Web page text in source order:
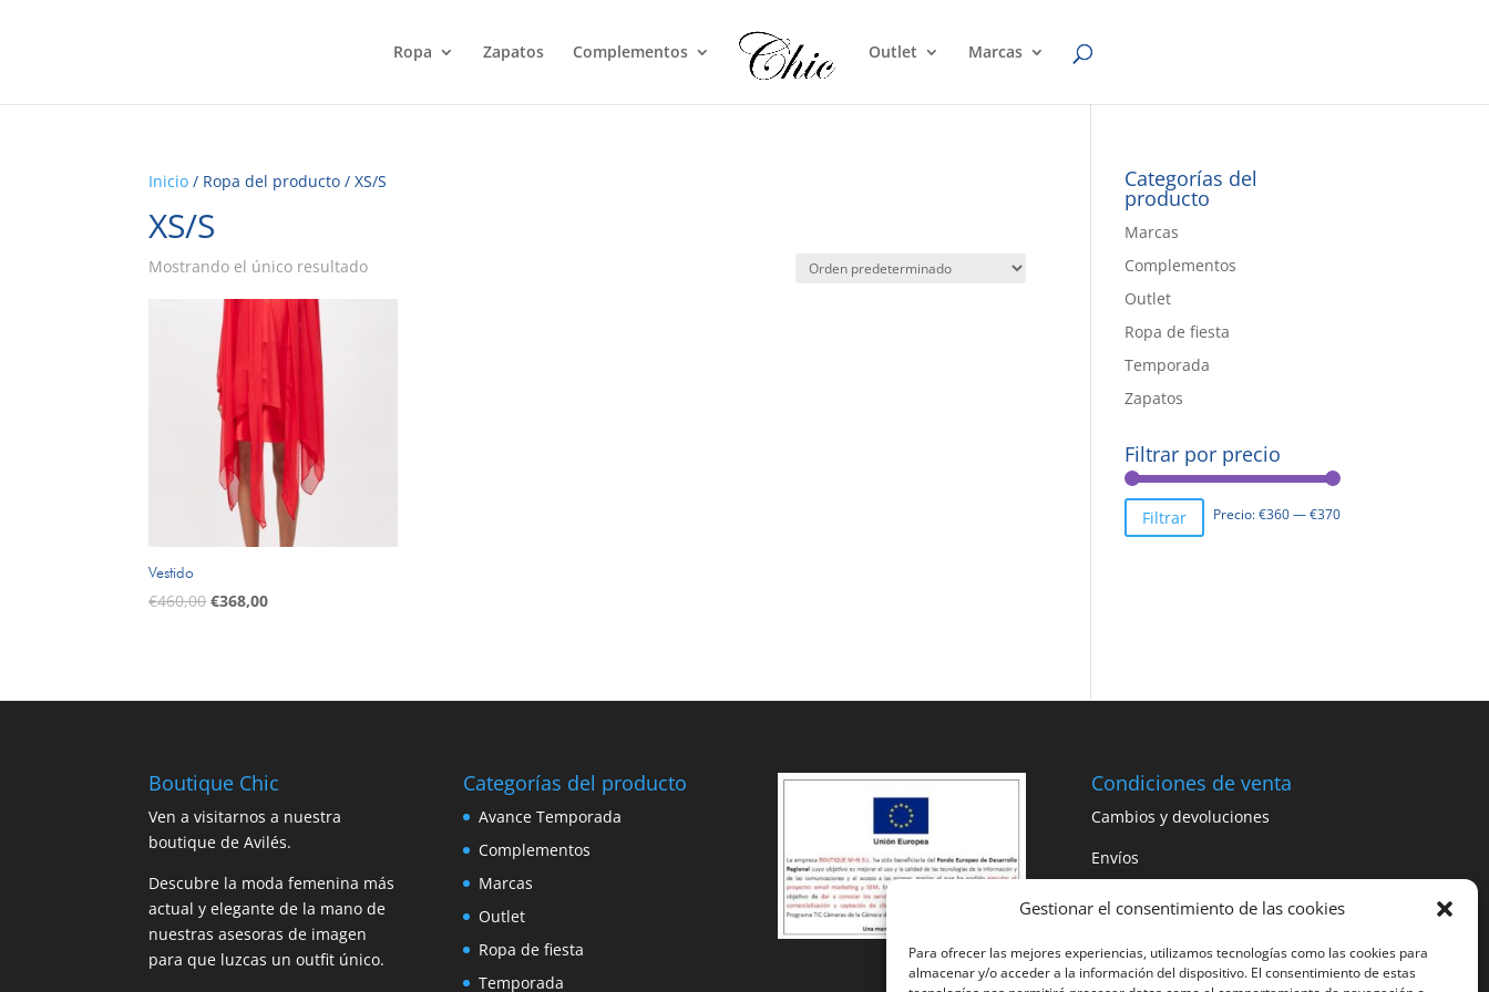
Gestionar el consentimiento de las cookies
Para ofrecer las mejores experiencias, utilizamos tecnologías como las cookies para
almacenar y/o acceder a la información del dispositivo. El consentimiento de estas
Ropa Zapatos Complementos Outlet Marcas
Inicio / Ropa del producto / XS/S
XS/S
Mostrando el único resultado
Vestido
€460,00El
€460,00.
€368,00El
€368,00.
Categorías del
producto
Marcas
Complementos
Outlet
Ropa de fiesta
Temporada
Zapatos
Filtrar por precio
Precio
Precio
Filtrar Precio:€360—€370
Boutique Chic
Ven a visitarnos a nuestra
boutique de Avilés.
Descubre la moda femenina más
actual y elegante de la mano de
nuestras asesoras de imagen
para que luzcas un outfit único.
Categorías del producto
Avance Temporada
Complementos
Marcas
Outlet
Ropa de fiesta
Temporada
Condiciones de venta
Cambios y devoluciones
Envíos
¿Tienes alguna duda? Llámanos y